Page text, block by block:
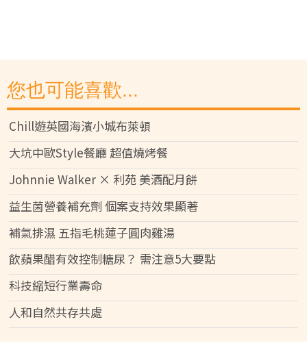
您也可能喜歡...
Chill遊英國海濱小城布萊頓
大坑中歐Style餐廳 超值燒烤餐
Johnnie Walker × 利苑 美酒配月餅
益生菌營養補充劑 個案支持效果顯著
補氣排濕 五指毛桃蓮子圓肉雞湯
飲蘋果醋有效控制糖尿？ 需注意5大要點
科技縮短行業壽命
人和自然共存共處